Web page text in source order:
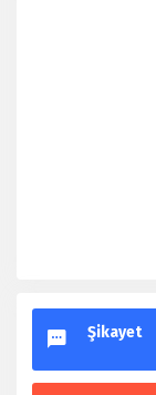
Şikayet